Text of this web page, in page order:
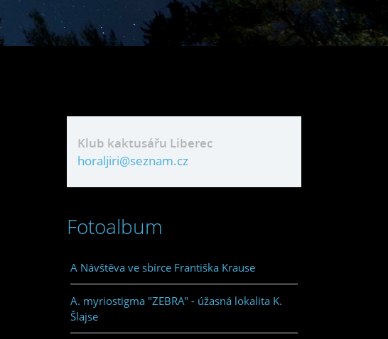
Klub kaktusářu Liberec
horaljiri@seznam.cz
Fotoalbum
A Návštěva ve sbírce Františka Krause
A. myriostigma "ZEBRA" - úžasná lokalita K.
Šlajse